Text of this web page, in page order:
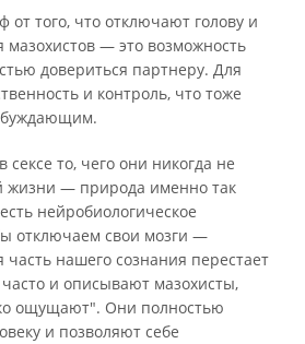
того, что отключают голову и
мазохистов — это возможность
довериться партнеру. Для
и контроль, что тоже
то, чего они никогда не
жизни — природа именно так
нейробиологическое
отключаем свои мозги —
нашего сознания перестает
и описывают мазохисты,
ощущают". Они полностью
и позволяют себе